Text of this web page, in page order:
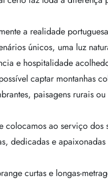
a realidade
únicos, uma luz
e hospitalidade
captar montanhas
paisagens rurais
colocamos ao serviço dos
dedicadas e
curtas e longas-